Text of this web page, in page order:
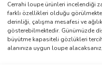
Cerrahi loupe ürünleri incelendiği
farklı özellikleri olduğu
derinliği, çalışma mesafesi ve
gösterebilmektedir. Günümüzde
büyütme kapasiteli gözlükleri
alanınıza uygun loupe